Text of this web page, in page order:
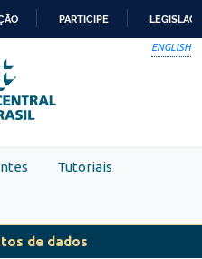
PARTICIPE
ENGLISH
Tutoriais
de dados